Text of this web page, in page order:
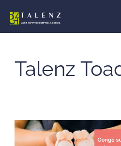
contenu
Talenz